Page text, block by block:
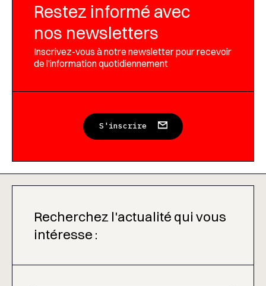
Restez informé avec
nos newsletters
Inscrivez-vous à notre newsletter pour recevoir
de l’information quotidiennement
S'inscrire
Recherchez l'actualité qui vous
intéresse :